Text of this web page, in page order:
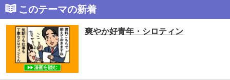
このテーマの新着
爽やか好青年・シロティン